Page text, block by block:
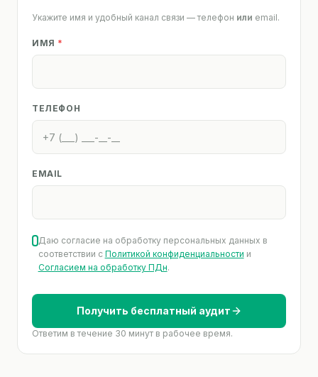
Укажите имя и удобный канал связи — телефон или email.
ИМЯ *
ТЕЛЕФОН
EMAIL
Даю согласие на обработку персональных данных в
соответствии с Политикой конфиденциальности и
Согласием на обработку ПДн.
Получить бесплатный аудит
Ответим в течение 30 минут в рабочее время.